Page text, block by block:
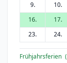
9.
10.
16.
17.
23.
24.
Frühjahrsferien